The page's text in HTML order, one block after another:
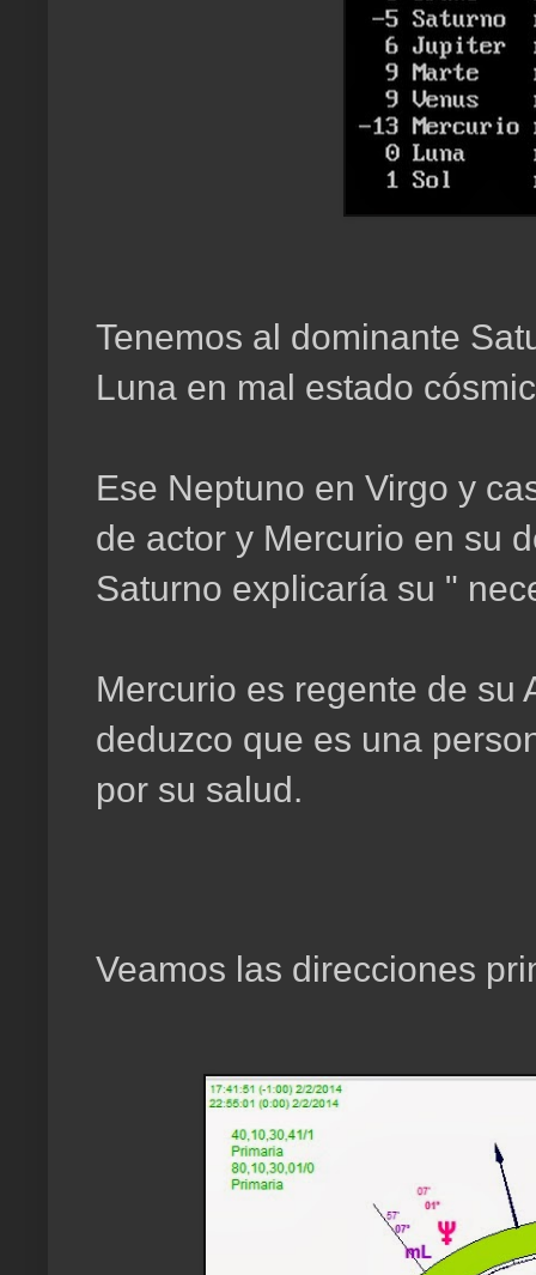
Tenemos al dominante
Luna en mal estado
Ese Neptuno en Virgo y
de actor y Mercurio en su
Saturno explicaría su "
Mercurio es regente de su
deduzco que es una
por su salud.
Veamos las direcciones